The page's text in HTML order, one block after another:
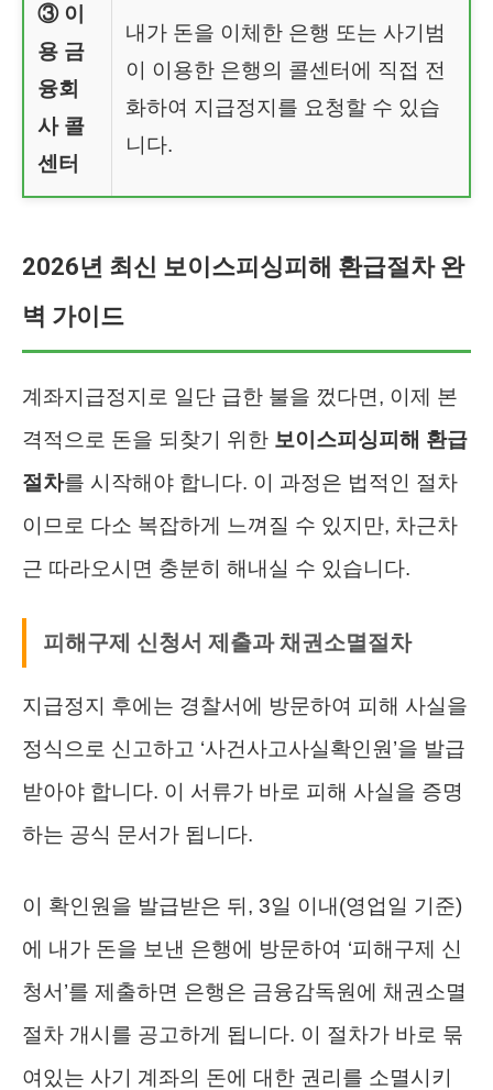
③ 이
용 금
융회
사 콜
센터
내가 돈을 이체한 은행 또는 사기범
이 이용한 은행의 콜센터에 직접 전
화하여 지급정지를 요청할 수 있습
니다.
2026년 최신 보이스피싱피해 환급절차 완
벽 가이드
계좌지급정지로 일단 급한 불을 껐다면, 이제 본
격적으로 돈을 되찾기 위한 보이스피싱피해 환급
절차를 시작해야 합니다. 이 과정은 법적인 절차
이므로 다소 복잡하게 느껴질 수 있지만, 차근차
근 따라오시면 충분히 해내실 수 있습니다.
피해구제 신청서 제출과 채권소멸절차
지급정지 후에는 경찰서에 방문하여 피해 사실을
정식으로 신고하고 ‘사건사고사실확인원’을 발급
받아야 합니다. 이 서류가 바로 피해 사실을 증명
하는 공식 문서가 됩니다.
이 확인원을 발급받은 뒤, 3일 이내(영업일 기준)
에 내가 돈을 보낸 은행에 방문하여 ‘피해구제 신
청서’를 제출하면 은행은 금융감독원에 채권소멸
절차 개시를 공고하게 됩니다. 이 절차가 바로 묶
여있는 사기 계좌의 돈에 대한 권리를 소멸시키